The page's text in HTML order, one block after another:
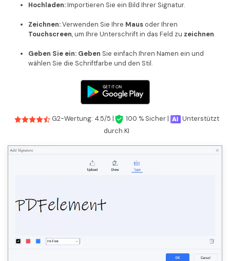
Hochladen:Importieren Sie ein Bild Ihrer Signatur.
Zeichnen:Verwenden Sie Ihre Maus oder Ihren
Touchscreen, um Ihre Unterschrift in das Feld zu zeichnen.
Geben Sie ein: Geben Sie einfach Ihren Namen ein und
wählen Sie die Schriftfarbe und den Stil.
G2-Wertung: 4.5/5 | 100 % Sicher |
Unterstützt
durch KI